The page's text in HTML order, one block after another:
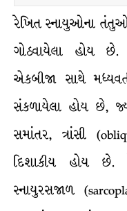
રેખિત સ્નાયુઓના
ગોઠવાયેલા હોય
એકબીજા સાથે
સંકળાયેલા હોય છે,
સમાંતર, ત્રાંસી
દિશાકીય હોય છે.
સ્નાયુરસજાળ